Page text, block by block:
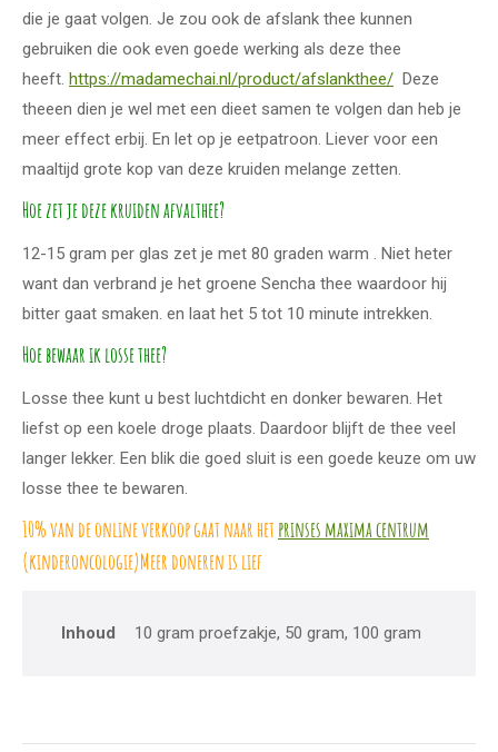
die je gaat volgen. Je zou ook de afslank thee kunnen
gebruiken die ook even goede werking als deze thee
heeft. https://madamechai.nl/product/afslankthee/ Deze
theeen dien je wel met een dieet samen te volgen dan heb je
meer effect erbij. En let op je eetpatroon. Liever voor een
maaltijd grote kop van deze kruiden melange zetten.
Hoe zet je deze kruiden afvalthee?
12-15 gram per glas zet je met 80 graden warm . Niet heter
want dan verbrand je het groene Sencha thee waardoor hij
bitter gaat smaken. en laat het 5 tot 10 minute intrekken.
Hoe bewaar ik losse thee?
Losse thee kunt u best luchtdicht en donker bewaren. Het
liefst op een koele droge plaats. Daardoor blijft de thee veel
langer lekker. Een blik die goed sluit is een goede keuze om uw
losse thee te bewaren.
10% van de online verkoop gaat naar het prinses maxima centrum
(kinderoncologie)Meer doneren is lief
Inhoud 10 gram proefzakje, 50 gram, 100 gram